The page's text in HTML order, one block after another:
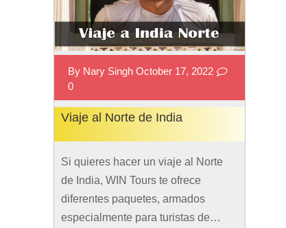
By Nary Singh October 17, 2022
0
Viaje al Norte de India
Si quieres hacer un viaje al Norte
de India, WIN Tours te ofrece
diferentes paquetes, armados
especialmente para turistas de…